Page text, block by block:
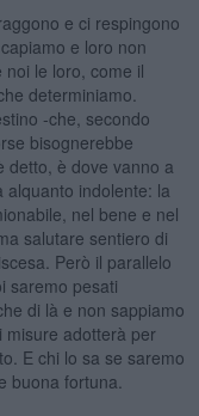
e ci respingono
e loro non
le loro, come il
determiniamo.
-che, secondo
bisognerebbe
detto, è dove vanno a
indolente: la
nel bene e nel
salutare sentiero di
Però il parallelo
saremo pesati
di là e non sappiamo
misure adotterà per
E chi lo sa se saremo
buona fortuna.